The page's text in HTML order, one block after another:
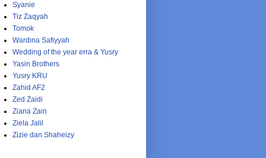
Syanie
Tiz Zaqyah
Tomok
Wardina Safiyyah
Wedding of the year erra & Yusry
Yasin Brothers
Yusry KRU
Zahid AF2
Zed Zaidi
Ziana Zain
Ziela Jalil
Zizie dan Shaheizy